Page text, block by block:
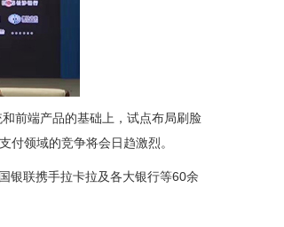
前端产品的基础上，试点布局刷脸
付领域的竞争将会日趋激烈。
银联携手拉卡拉及各大银行等60余